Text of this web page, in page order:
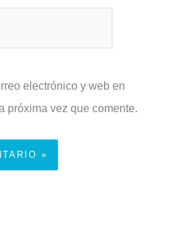
electrónico y web en
próxima vez que comente.